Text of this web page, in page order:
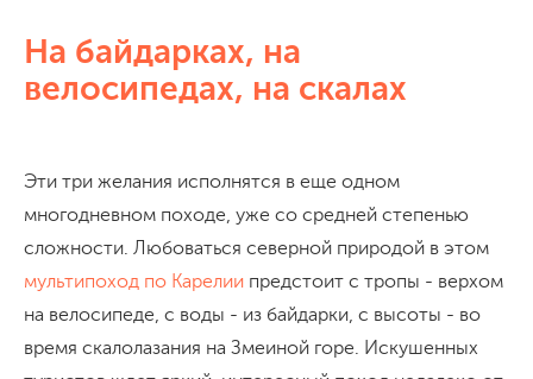
На байдарках, на
велосипедах, на скалах
Эти три желания исполнятся в еще одном
многодневном походе, уже со средней степенью
сложности. Любоваться северной природой в этом
мультипоход по Карелии предстоит с тропы - верхом
на велосипеде, с воды - из байдарки, с высоты - во
время скалолазания на Змеиной горе. Искушенных